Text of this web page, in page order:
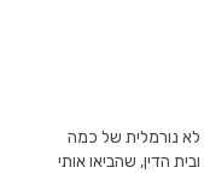
נורמלית של כמה
הדין, שהביאו אותי